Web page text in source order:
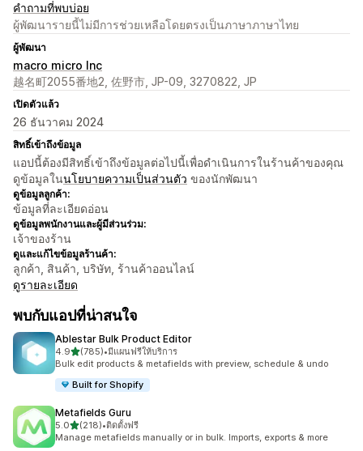
คำถามที่พบบ่อย
ผู้พัฒนารายนี้ไม่มีการช่วยเหลือโดยตรงเป็นภาษาภาษาไทย
ผู้พัฒนา
macro micro Inc
越名町2055番地2, 佐野市, JP-09, 3270822, JP
เปิดตัวแล้ว
26 ธันวาคม 2024
สิทธิ์เข้าถึงข้อมูล
แอปนี้ต้องมีสิทธิ์เข้าถึงข้อมูลต่อไปนี้เพื่อดำเนินการในร้านค้าของคุณ
ดูข้อมูลในนโยบายความเป็นส่วนตัว ของนักพัฒนา
ดูข้อมูลลูกค้า:
ข้อมูลที่ละเอียดอ่อน
ดูข้อมูลพนักงานและผู้มีส่วนร่วม:
เจ้าของร้าน
ดูและแก้ไขข้อมูลร้านค้า:
ลูกค้า, สินค้า, บริษัท, ร้านค้าออนไลน์
ดูรายละเอียด
พบกับแอปที่น่าสนใจ
Ablestar Bulk Product Editor
4.9เต็ม 5 ดาว
(785)
ทั้งหมด 785 รีวิว
•มีแผนฟรีให้บริการ
Bulk edit products & metafields with preview, schedule & undo
Built for Shopify
Metafields Guru
5.0เต็ม 5 ดาว
(218)
ทั้งหมด 218 รีวิว
•ติดตั้งฟรี
Manage metafields manually or in bulk. Imports, exports & more